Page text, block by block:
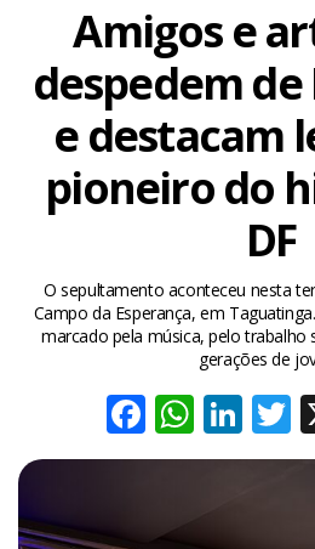
Amigos e
despedem de
e destacam
pioneiro do
DF
O sepultamento aconteceu nesta
Campo da Esperança, em
marcado pela música, pelo trabalho
gerações de